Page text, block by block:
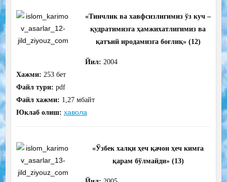
«Тинчлик ва хавфсизлигимиз ўз куч –
қудратимизга ҳамжихатлигимиз ва
қатъий иродамизга боғлиқ» (12)
Йил: 2004
Хажми: 253бет
Файл тури: pdf
Файл хажми: 1,27 мбайт
Юклаб олиш: ҳавола
«Ўзбек халқи ҳеч қачон ҳеч кимга
қарам бўлмайди» (13)